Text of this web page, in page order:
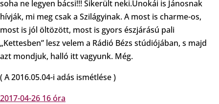
soha ne legyen bácsi!!! Sikerült neki.Unokái is Jánosnak
hívják, mi meg csak a Szilágyinak. A most is charme-os,
most is jól öltözött, most is gyors észjárású pali
„Kettesben” lesz velem a Rádió Bézs stúdiójában, s majd
azt mondjuk, halló itt vagyunk. Még.
( A 2016.05.04-i adás ismétlése )
2017-04-26 16 óra